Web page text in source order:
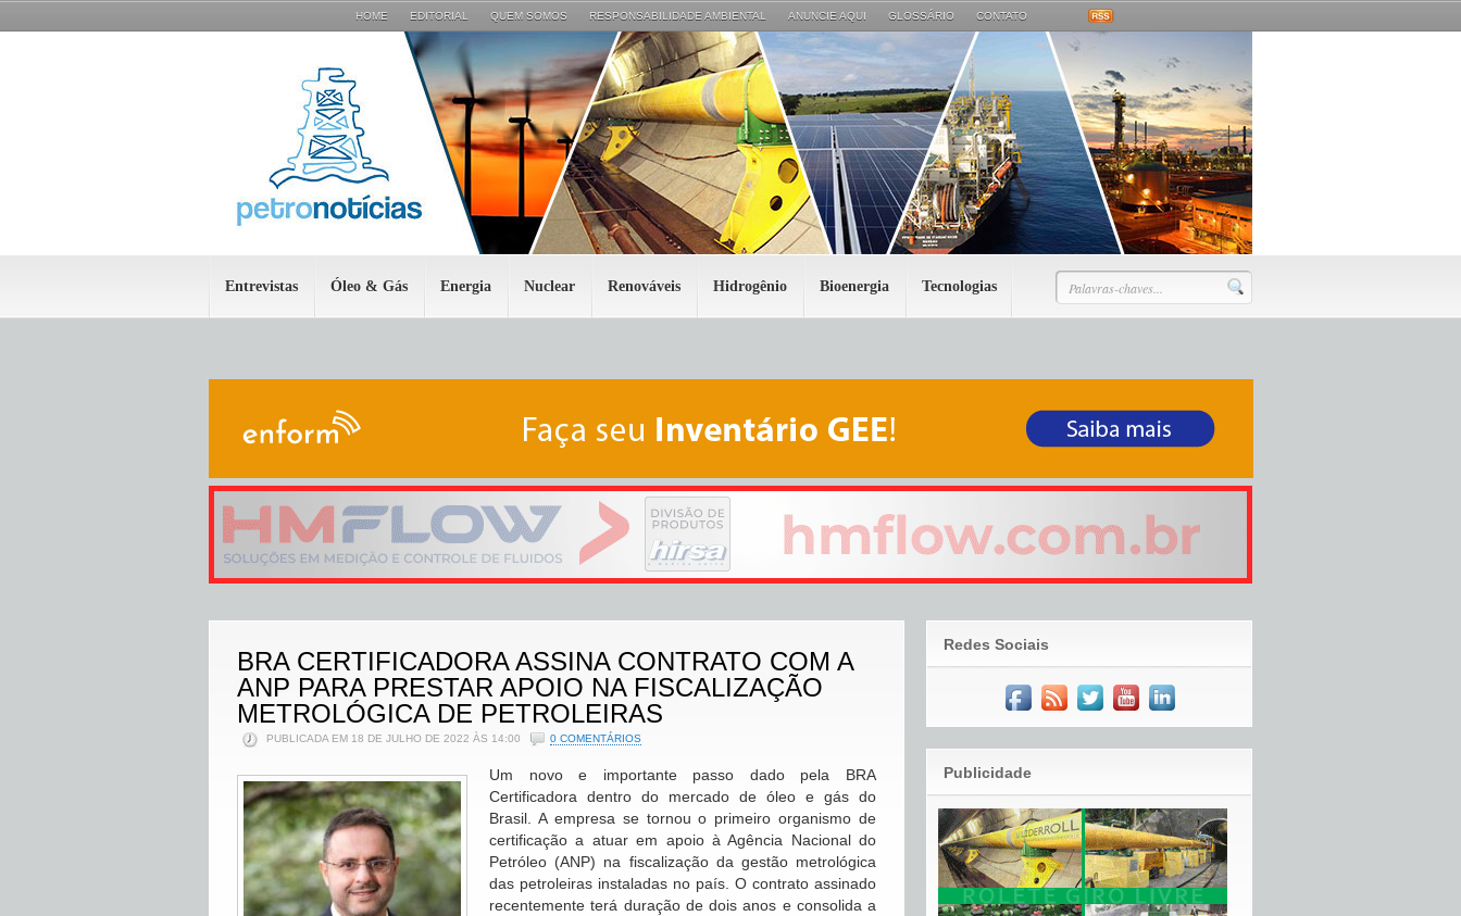
HOME EDITORIAL QUEM SOMOS RESPONSABILIDADE AMBIENTAL ANUNCIE AQUI GLOSSÁRIO CONTATO
Entrevistas Óleo & Gás Energia Nuclear Renováveis Hidrogênio Bioenergia Tecnologias
BRA CERTIFICADORA ASSINA CONTRATO COM A
ANP PARA PRESTAR APOIO NA FISCALIZAÇÃO
METROLÓGICA DE PETROLEIRAS
PUBLICADA EM 18 DE JULHO DE 2022 ÀS 14:00 0 COMENTÁRIOS
Um novo e importante passo dado pela BRA
Certificadora dentro do mercado de óleo e gás do
Brasil. A empresa se tornou o primeiro organismo de
certificação a atuar em apoio à Agência Nacional do
Petróleo (ANP) na fiscalização da gestão metrológica
das petroleiras instaladas no país. O contrato assinado
recentemente terá duração de dois anos e consolida a
Redes Sociais
Publicidade